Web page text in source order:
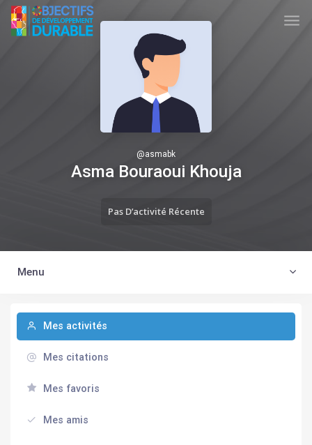
Skip to main content
TUNISIA ODD
@asmabk
Asma Bouraoui Khouja
Pas D’activité Récente
Menu
Mes activités
Mes citations
Mes favoris
Mes amis